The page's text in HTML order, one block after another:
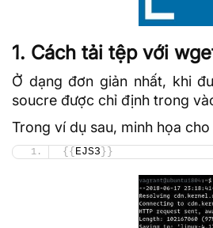
1. Cách tải tệp với
Ở dạng đơn giản nhất, khi
soucre được chỉ định trong
Trong ví dụ sau, minh họa
{{ EJS3 }}